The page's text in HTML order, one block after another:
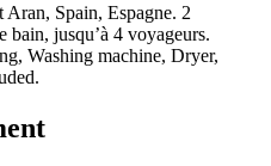
Spain, Espagne. 2
bain, jusqu’à 4 voyageurs.
Washing machine, Dryer,